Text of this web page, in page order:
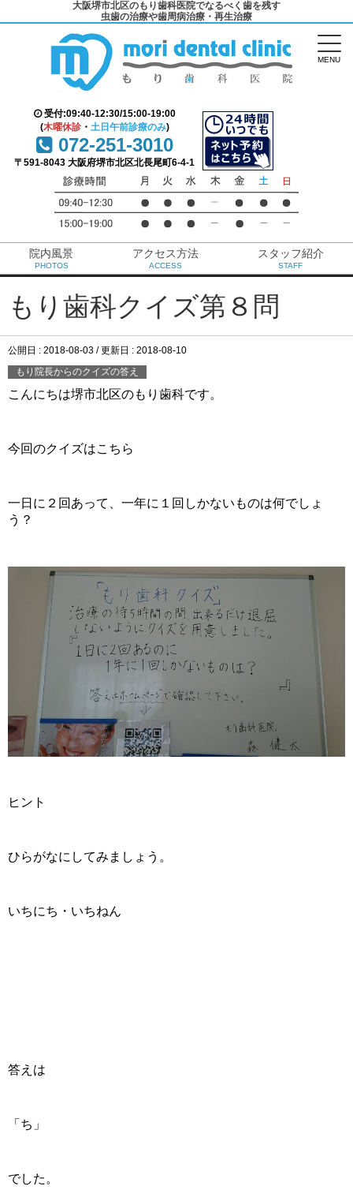
大阪堺市北区のもり歯科医院でなるべく歯を残す
虫歯の治療や歯周病治療・再生治療
受付:09:40-12:30/15:00-19:00
(木曜休診・ 土日午前診療のみ)
072-251-3010
〒591-8043 大阪府堺市北区北長尾町6-4-1
院内風景
PHOTOS
アクセス方法
ACCESS
スタッフ紹介
STAFF
MENU
もり歯科クイズ第８問
公開日 : 2018-08-03 / 更新日 : 2018-08-10
もり院長からのクイズの答え
こんにちは堺市北区のもり歯科です。
今回のクイズはこちら
一日に２回あって、一年に１回しかないものは何でしょ
う？
ヒント
ひらがなにしてみましょう。
いちにち・いちねん
答えは
「ち」
でした。